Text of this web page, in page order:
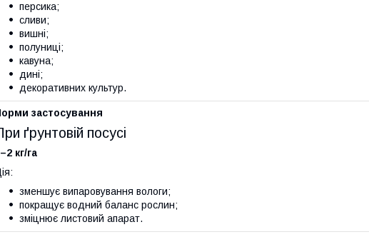
персика;
сливи;
вишні;
полуниці;
кавуна;
дині;
декоративних культур.
застосування
ґрунтовій посусі
кг/га
зменшує випаровування вологи;
покращує водний баланс рослин;
зміцнює листовий апарат.